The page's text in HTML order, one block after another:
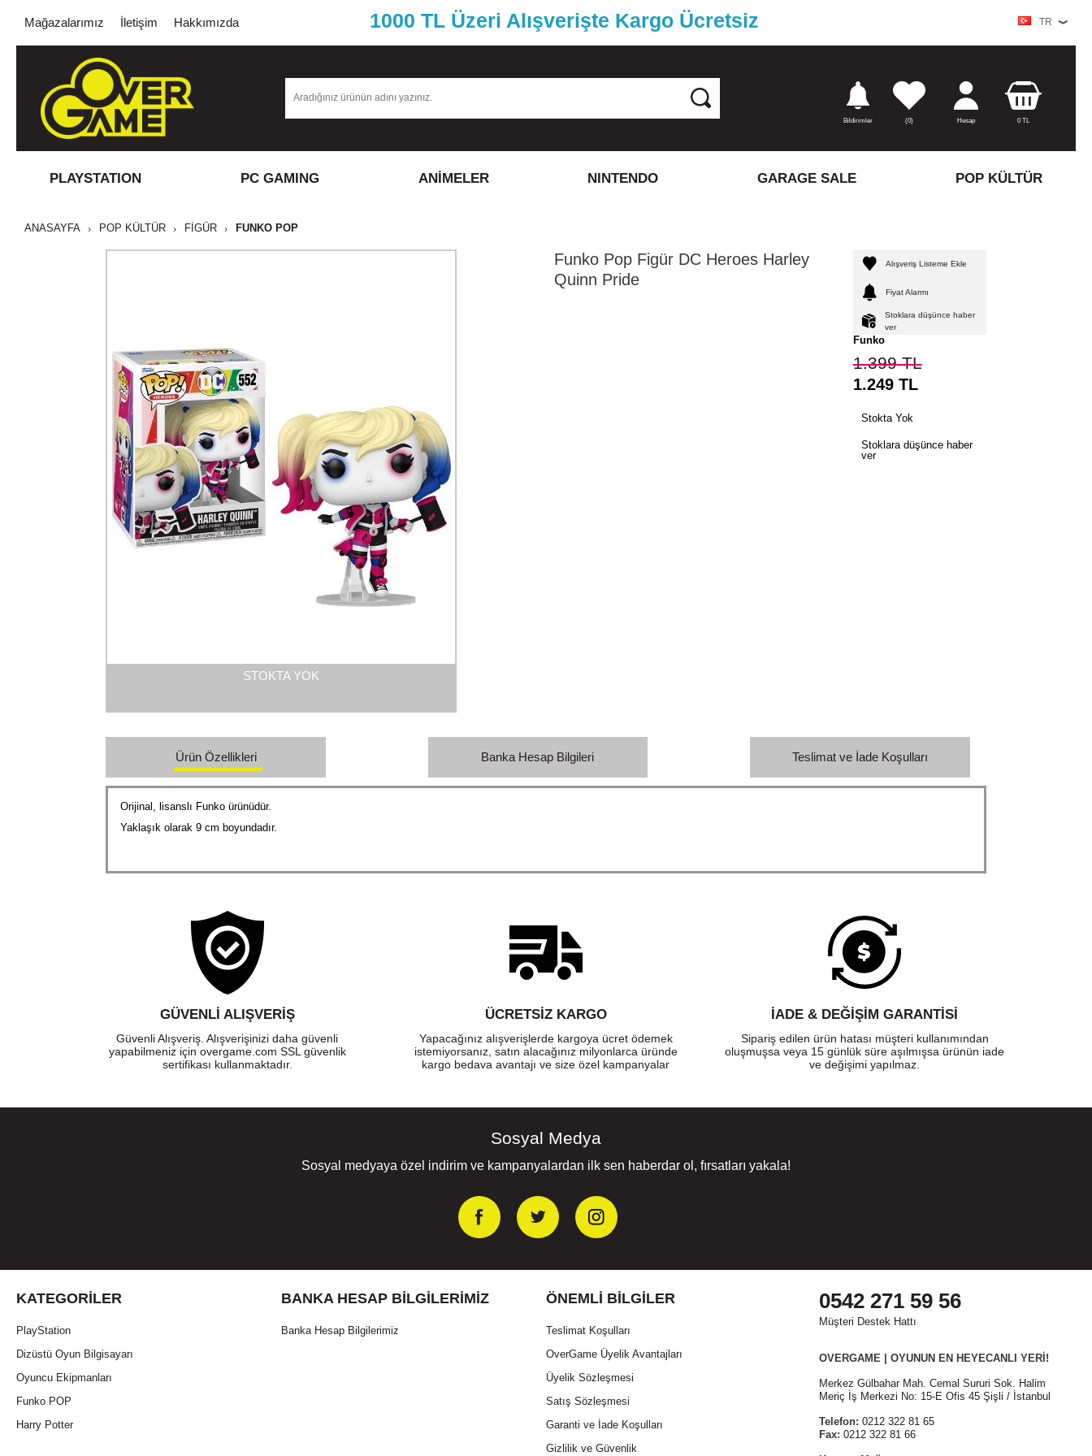
Mağazalarımız İletişim Hakkımızda 1000 TL Üzeri Alışverişte Kargo Ücretsiz TR
Bildirimler (0) Hesap 0TL
PLAYSTATION PC GAMING ANİMELER NINTENDO GARAGE SALE POP KÜLTÜR
ANASAYFA POP KÜLTÜR FİGÜR FUNKO POP
STOKTA YOK
Funko Pop Figür DC Heroes Harley
Quinn Pride
Alışveriş Listeme Ekle
Fiyat Alarmı
Stoklara düşünce haber
ver
Funko
1.399TL
1.249TL
Stokta Yok
Stoklara düşünce haber
ver
Ürün Özellikleri Banka Hesap Bilgileri Teslimat ve İade Koşulları
Orijinal, lisanslı Funko ürünüdür.
Yaklaşık olarak 9 cm boyundadır.
GÜVENLI ALIŞVERIŞ
Güvenli Alışveriş. Alışverişinizi daha güvenli
yapabilmeniz için overgame.com SSL güvenlik
sertifikası kullanmaktadır.
ÜCRETSIZ KARGO
Yapacağınız alışverişlerde kargoya ücret ödemek
istemiyorsanız, satın alacağınız milyonlarca üründe
kargo bedava avantajı ve size özel kampanyalar
İADE & DEĞİŞİM GARANTİSİ
Sipariş edilen ürün hatası müşteri kullanımından
oluşmuşsa veya 15 günlük süre aşılmışsa ürünün iade
ve değişimi yapılmaz.
Sosyal Medya
Sosyal medyaya özel indirim ve kampanyalardan ilk sen haberdar ol, fırsatları yakala!
KATEGORILER
PlayStation
Dizüstü Oyun Bilgisayarı
Oyuncu Ekipmanları
Funko POP
Harry Potter
BANKA HESAP BILGILERIMIZ
Banka Hesap Bilgilerimiz
ÖNEMLI BILGILER
Teslimat Koşulları
OverGame Üyelik Avantajları
Üyelik Sözleşmesi
Satış Sözleşmesi
Garanti ve İade Koşulları
Gizlilik ve Güvenlik
0542 271 59 56
Müşteri Destek Hattı
OVERGAME | OYUNUN EN HEYECANLI YERİ!
Merkez Gülbahar Mah. Cemal Sururi Sok. Halim
Meriç İş Merkezi No: 15-E Ofis 45 Şişli / İstanbul
Telefon: 0212 322 81 65
Fax: 0212 322 81 66